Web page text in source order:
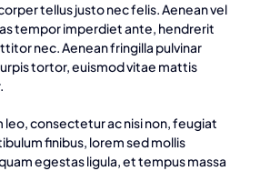
tellus justo nec felis. Aenean vel
tempor imperdiet ante, hendrerit
nec. Aenean fringilla pulvinar
tortor, euismod vitae mattis
leo, consectetur ac nisi non, feugiat
finibus, lorem sed mollis
egestas ligula, et tempus massa